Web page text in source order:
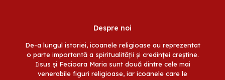
Despre noi
De-a lungul istoriei, icoanele religioase au reprezentat
o parte importantă a spiritualității și credinței creștine.
Iisus și Fecioara Maria sunt două dintre cele mai
venerabile figuri religioase, iar icoanele care le